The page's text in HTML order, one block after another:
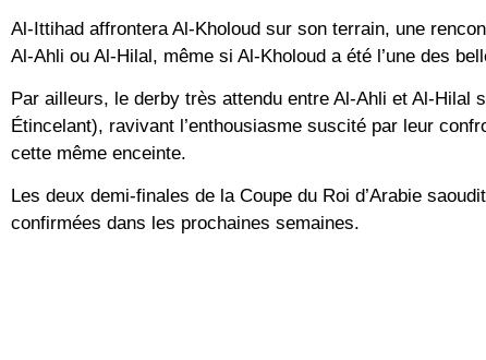
Al-Ittihad affrontera Al-Kholoud sur son terrain, une
Al-Ahli ou Al-Hilal, même si Al-Kholoud a été l’une des
Par ailleurs, le derby très attendu entre Al-Ahli et Al-Hilal
Étincelant), ravivant l’enthousiasme suscité par leur
cette même enceinte.
Les deux demi-finales de la Coupe du Roi d’Arabie
confirmées dans les prochaines semaines.